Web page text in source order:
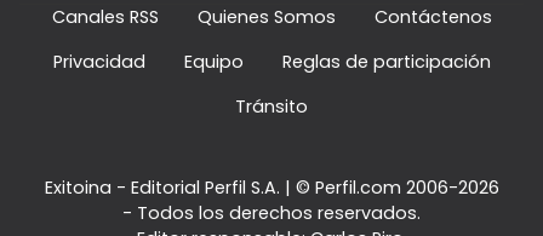
Canales RSS Quienes Somos
Contáctenos
Privacidad
Equipo
Reglas de participación
Tránsito
Exitoina - Editorial Perfil S.A. | © Perfil.com 2006-2026
- Todos los derechos reservados.